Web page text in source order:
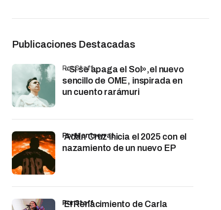
Publicaciones Destacadas
«Si se apaga el Sol»,el nuevo
sencillo de OME, inspirada en
un cuento rarámuri
por Staff
Adán Cruz inicia el 2025 con el
nazamiento de un nuevo EP
por Montserrat
El Renacimiento de Carla
por Staff